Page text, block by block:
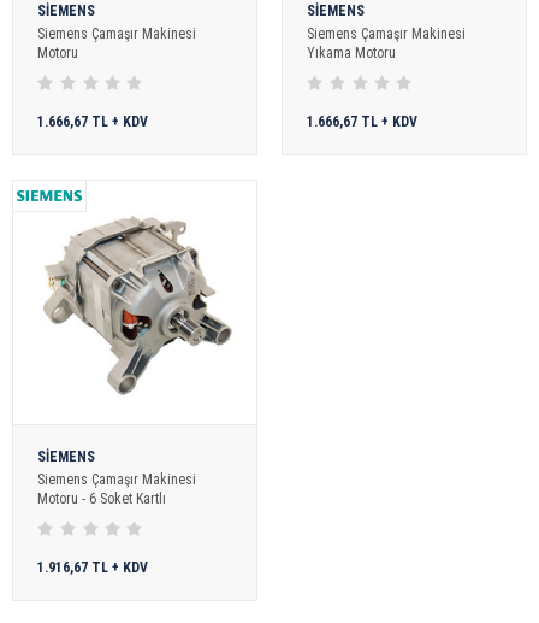
SİEMENS
Siemens Çamaşır Makinesi
Motoru
1.666,67 TL + KDV
SİEMENS
Siemens Çamaşır Makinesi
Yıkama Motoru
1.666,67 TL + KDV
SİEMENS
Siemens Çamaşır Makinesi
Motoru - 6 Soket Kartlı
1.916,67 TL + KDV